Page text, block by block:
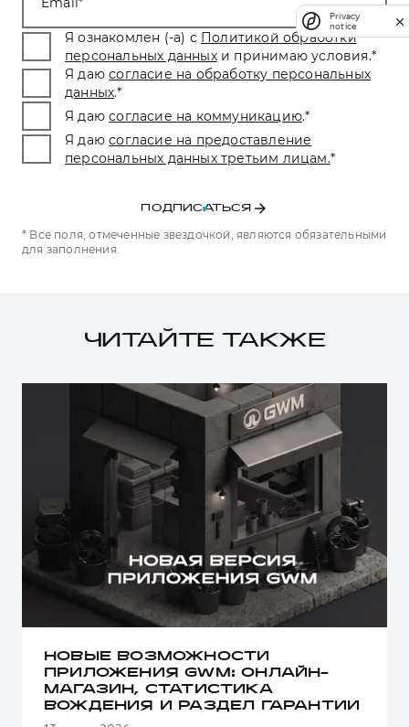
Я ознакомлен (-а) с Политикой обработки
персональных данных и принимаю условия.*
Я даю согласие на обработку персональных
данных.*
Я даю согласие на коммуникацию.*
Я даю согласие на предоставление
персональных данных третьим лицам.*
ПОДПИСАТЬСЯ
* Все поля, отмеченные звездочкой, являются обязательными
для заполнения.
ЧИТАЙТЕ ТАКЖЕ
НОВЫЕ ВОЗМОЖНОСТИ
ПРИЛОЖЕНИЯ GWM: ОНЛАЙН-
МАГАЗИН, СТАТИСТИКА
ВОЖДЕНИЯ И РАЗДЕЛ ГАРАНТИИ
Privacy
notice